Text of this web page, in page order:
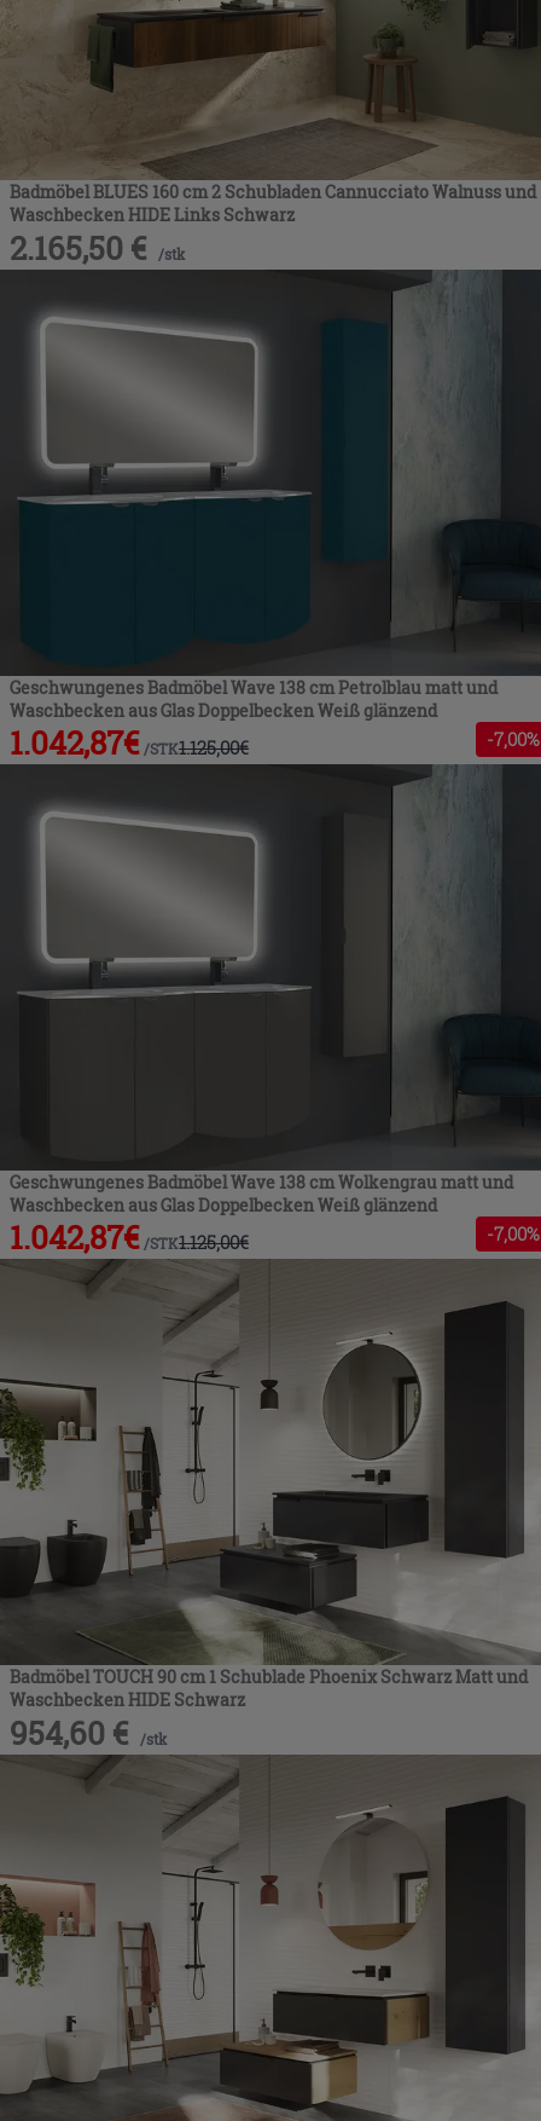
Badmöbel BLUES 160 cm 2 Schubladen Cannucciato Walnuss und
Waschbecken HIDE Links Schwarz
2.165,50 € /stk
Geschwungenes Badmöbel Wave 138 cm Petrolblau matt und
Waschbecken aus Glas Doppelbecken Weiß glänzend
1.042,87€ /STK1.125,00€ -7,00%
Geschwungenes Badmöbel Wave 138 cm Wolkengrau matt und
Waschbecken aus Glas Doppelbecken Weiß glänzend
1.042,87€ /STK1.125,00€ -7,00%
Badmöbel TOUCH 90 cm 1 Schublade Phoenix Schwarz Matt und
Waschbecken HIDE Schwarz
954,60 € /stk